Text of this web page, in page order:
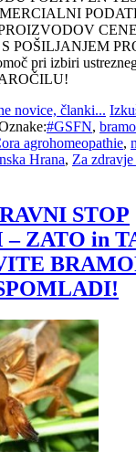
POŠILJANJEM
pri izbiri
novice, članki...
#GSFN,
agrohomeopathie,
Hrana, Za
STOP
ZATO in